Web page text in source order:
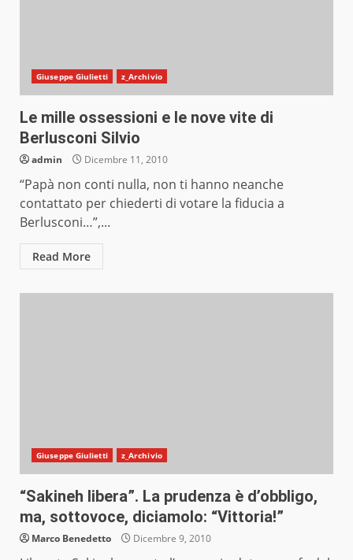
Giuseppe Giulietti z_Archivio
Le mille ossessioni e le nove vite di
Berlusconi Silvio
admin Dicembre 11, 2010
“Papà non conti nulla, non ti hanno neanche
contattato per chiederti di votare la fiducia a
Berlusconi…”,...
Read More
Giuseppe Giulietti z_Archivio
“Sakineh libera”. La prudenza è d’obbligo,
ma, sottovoce, diciamolo: “Vittoria!”
Marco Benedetto Dicembre 9, 2010